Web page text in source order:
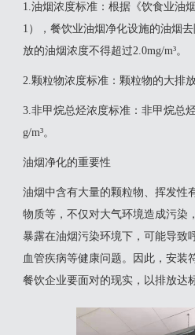
‌1.油烟浓度标准‌：根据《饮食业油
1），餐饮业油烟净化设施的油烟
放的油烟浓度不得超过2.0mg/m³。
2‌.颗粒物浓度标准‌：颗粒物的大排放
‌3.非甲烷总烃浓度标准‌：非甲烷总
g/m³。
油烟净化的重要性
油烟中含有大量的颗粒物、挥发性
物质等，不仅对大气环境造成污染
暴露在油烟污染环境下，可能导致
血管疾病等健康问题。因此，安装
餐饮企业要面对的现实，以排放达